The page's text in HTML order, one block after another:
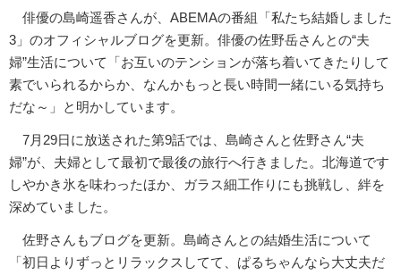
俳優の島崎遥香さんが、ABEMAの番組「私たち結婚しました
3」のオフィシャルブログを更新。俳優の佐野岳さんとの“夫
婦”生活について「お互いのテンションが落ち着いてきたりして
素でいられるからか、なんかもっと長い時間一緒にいる気持ち
だな～」と明かしています。
7月29日に放送された第9話では、島崎さんと佐野さん“夫
婦”が、夫婦として最初で最後の旅行へ行きました。北海道です
しやかき氷を味わったほか、ガラス細工作りにも挑戦し、絆を
深めていました。
佐野さんもブログを更新。島崎さんとの結婚生活について
「初日よりずっとリラックスしてて、ぱるちゃんなら大丈夫だ